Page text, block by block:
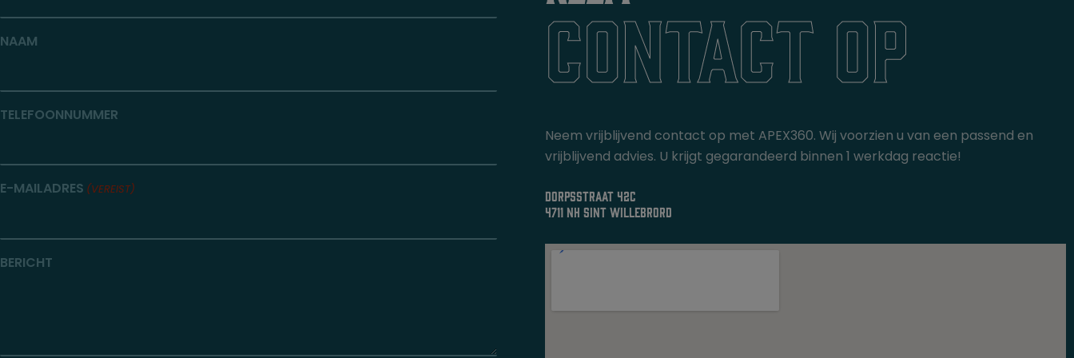
NAAM
TELEFOONNUMMER
E-MAILADRES (VEREIST)
BERICHT
contact op
Neem vrijblijvend contact op met APEX360. Wij voorzien u van een passend en
vrijblijvend advies. U krijgt gegarandeerd binnen 1 werkdag reactie!
dorpsstraat 42c
4711 nh sint willebrord